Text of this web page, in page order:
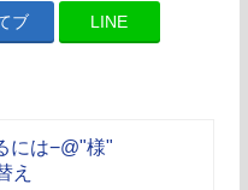
ブ LINE
には−@"様"
え